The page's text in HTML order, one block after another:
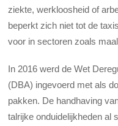
ziekte, werkloosheid of
beperkt zich niet tot de
voor in sectoren zoals
In 2016 werd de Wet
(DBA) ingevoerd met als
pakken. De handhaving
talrijke onduidelijkheden al